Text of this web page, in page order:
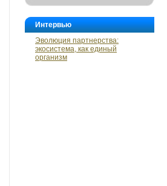
Интервью
Эволюция партнерства:
экосистема, как единый
организм